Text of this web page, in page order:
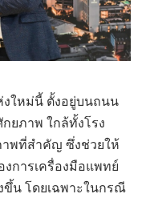
ใหม่นี้ ตั้งอยู่บนถนน
ยภาพ ใกล้ทั้งโรง
พที่สำคัญ ซึ่งช่วยให้
การเครื่องมือแพทย์
ขึ้น โดยเฉพาะในกรณี